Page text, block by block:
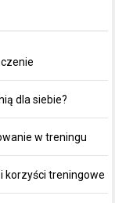
dla siebie?
w treningu
korzyści treningowe